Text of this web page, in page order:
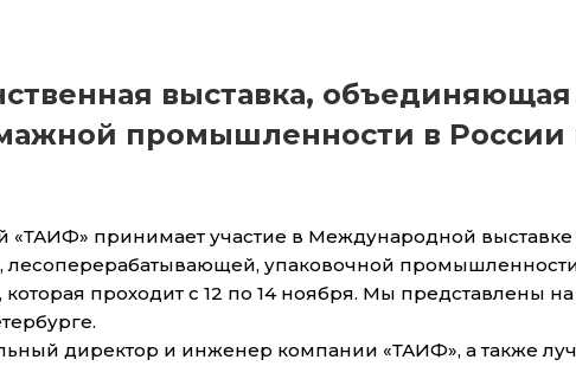
выставка,
промышленности в России
принимает участие в Международной
упаковочной
проходит с 12 по 14 ноября. Мы представлены
директор и инженер компании «ТАИФ», а также